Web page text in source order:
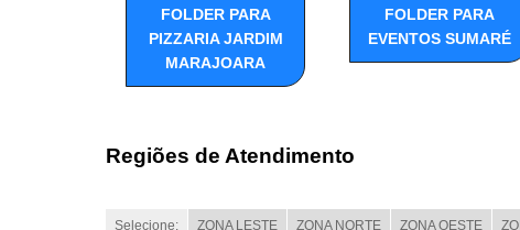
FOLDER PARA
PIZZARIA JARDIM
MARAJOARA
FOLDER PARA
EVENTOS SUMARÉ
Regiões de Atendimento
Selecione: ZONA LESTE ZONA NORTE ZONA OESTE